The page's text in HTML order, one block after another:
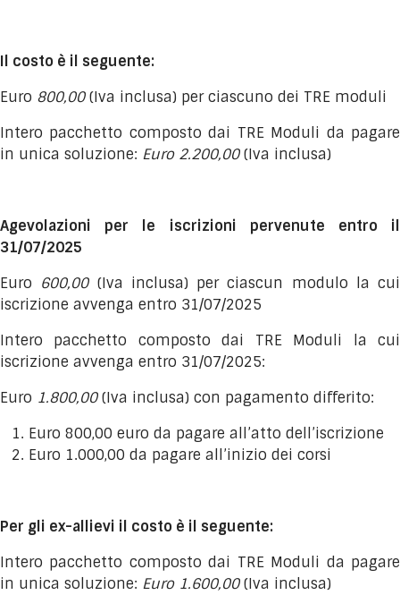
Il costo è il seguente:
Euro 800,00(Iva inclusa) per ciascuno dei TRE moduli
Intero pacchetto composto dai TRE Moduli da pagare
in unica soluzione: Euro 2.200,00(Iva inclusa)
Agevolazioni per le iscrizioni pervenute entro il
31/07/2025
Euro 600,00(Iva inclusa) per ciascun modulo la cui
iscrizione avvenga entro 31/07/2025
Intero pacchetto composto dai TRE Moduli la cui
iscrizione avvenga entro 31/07/2025:
Euro 1.800,00(Iva inclusa) con pagamento differito:
Euro 800,00 euro da pagare all’atto dell’iscrizione
Euro 1.000,00 da pagare all’inizio dei corsi
Per gli ex-allievi il costo è il seguente:
Intero pacchetto composto dai TRE Moduli da pagare
in unica soluzione: Euro 1.600,00(Iva inclusa)